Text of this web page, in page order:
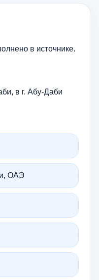
в источнике.
в г. Абу-Даби
ОАЭ